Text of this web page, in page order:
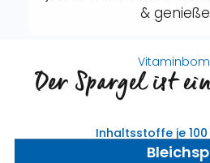
&
Der Spargel ist
Inhaltsstoffe je